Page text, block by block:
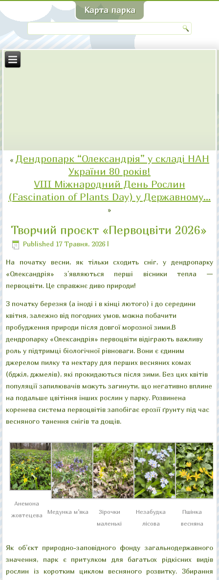
"Велика галявина"
"Китайський місток"
"Колонада "Луна"
"Руїни"
« Дендропарк “Олександрія” у складі НАН
України 80 років!
VIII Міжнародний День Рослин
(Fascination of Plants Day) у Державному…
»
Творчий проєкт «Первоцвіти 2026»
Published 17 Травня, 2026 |
На початку весни, як тільки сходить сніг, у дендропарку
«Олександрія» з’являються перші вісники тепла —
первоцвіти. Це справжнє диво природи!
З початку березня (а іноді і в кінці лютого) і до середини
квітня, залежно від погодних умов, можна побачити
пробудження природи після довгої морозної зими.В
дендропарку «Олександрія» первоцвіти відіграють важливу
роль у підтримці біологічної рівноваги. Вони є єдиним
джерелом пилку та нектару для перших весняних комах
(бджіл, джмелів), які прокидаються після зими. Без цих квітів
популяції запилювачів можуть загинути, що негативно вплине
на подальше цвітіння інших рослин у парку. Розвинена
коренева система первоцвітів запобігає ерозії ґрунту під час
весняного танення снігів та дощів.
Анемона
жовтецева
Медунка м’яка
Зірочки
маленькі
Незабудка
лісова
Пшінка
весняна
Як об’єкт природно-заповідного фонду загальнодержавного
значення, парк є притулком для багатьох рідкісних видів
рослин із коротким циклом весняного розвитку. Збирання